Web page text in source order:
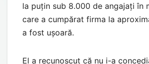
la puțin sub 8.000 de angajați în
care a cumpărat firma la
a fost ușoară.
El a recunoscut că nu i-a